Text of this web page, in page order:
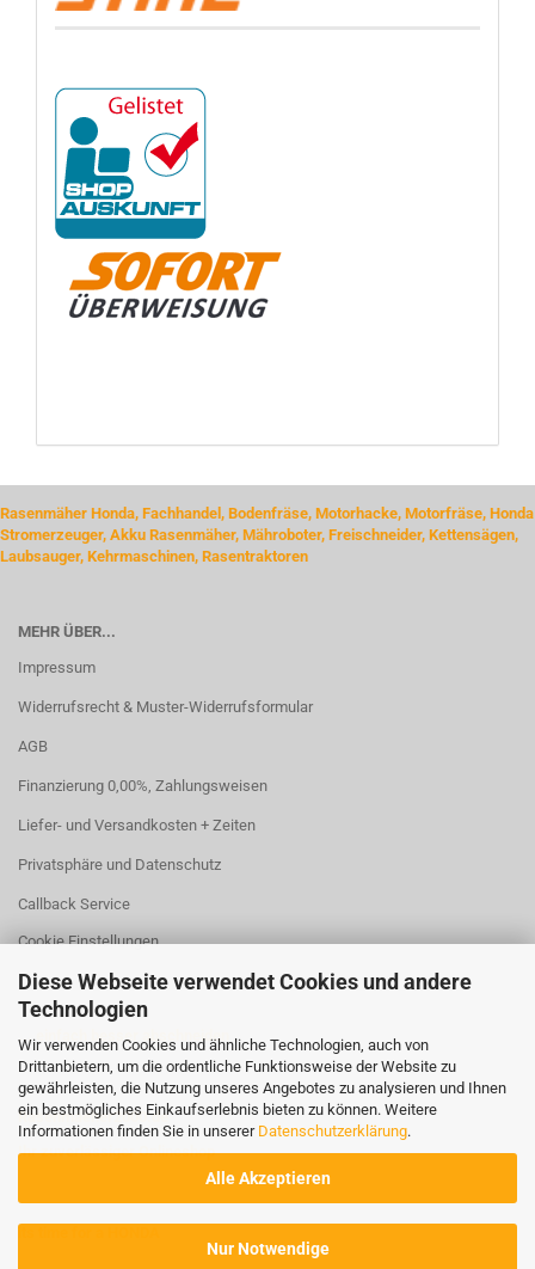
Diese Webseite verwendet Cookies und andere
Technologien
Wir verwenden Cookies und ähnliche Technologien, auch von
Drittanbietern, um die ordentliche Funktionsweise der Website zu
gewährleisten, die Nutzung unseres Angebotes zu analysieren und Ihnen
ein bestmögliches Einkaufserlebnis bieten zu können. Weitere
Informationen finden Sie in unserer Datenschutzerklärung.
Alle Akzeptieren
Nur Notwendige
Rasenmäher Honda, Fachhandel, Bodenfräse, Motorhacke, Motorfräse, Honda
Stromerzeuger, Akku Rasenmäher, Mähroboter, Freischneider, Kettensägen,
Laubsauger, Kehrmaschinen, Rasentraktoren
MEHR ÜBER...
Impressum
Widerrufsrecht & Muster-Widerrufsformular
AGB
Finanzierung 0,00%, Zahlungsweisen
Liefer- und Versandkosten + Zeiten
Privatsphäre und Datenschutz
Callback Service
Cookie Einstellungen
... einfach besser abschneiden
Rasenmaeher2000.de
Ihr zuverlässiger Onlineshop